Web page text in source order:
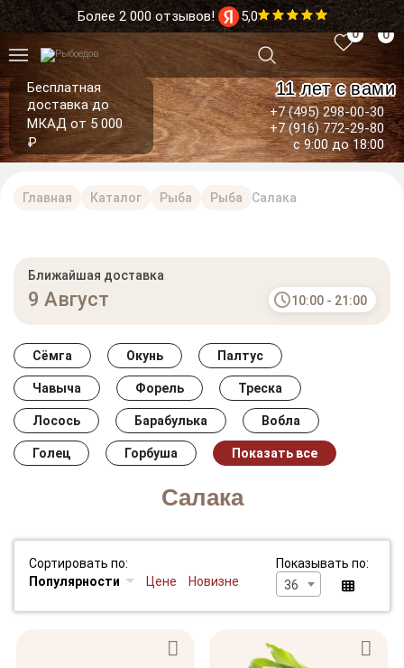
Более 2 000 отзывов! 5,0
Бесплатная
доставка до
МКАД от 5 000
₽
11 лет с вами
+7 (495) 298-00-30
+7 (916) 772-29-80
с 9:00 до 18:00
0 0
Главная Каталог Рыба Рыба Салака
Салака
Сёмга Окунь Палтус
Чавыча Форель Треска
Лосось Барабулька Вобла
Голец Горбуша Показать все
Ближайшая доставка
9 Август 10:00 - 21:00
Сортировать по:
Популярности
Цене Новизне
Показывать по:
36